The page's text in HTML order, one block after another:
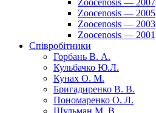
Zoocenosis — 2007
Zoocenosis — 2005
Zoocenosis — 2003
Zoocenosis — 2001
Співробітники
Горбань В. А.
Кульбачко Ю.Л.
Кунах О. М.
Бригадиренко В. В.
Пономаренко О. Л.
Шульман М. В.